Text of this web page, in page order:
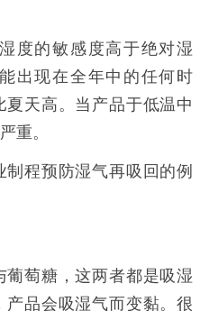
的敏感度高于绝对湿
出现在全年中的任何时
天高。当产品于低温中
重。
程预防湿气再吸回的例
萄糖，这两者都是吸湿
品会吸湿气而变黏。很